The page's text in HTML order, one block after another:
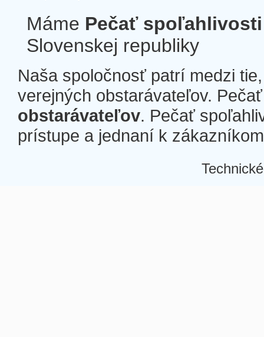
Máme Pečať spoľahlivosti
Slovenskej republiky
Naša spoločnosť patrí medzi
verejných obstarávateľov.
obstarávateľov. Pečať
prístupe a jednaní k